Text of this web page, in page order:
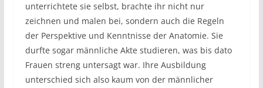
unterrichtete sie selbst, brachte ihr nicht nur
zeichnen und malen bei, sondern auch die Regeln
der Perspektive und Kenntnisse der Anatomie. Sie
durfte sogar männliche Akte studieren, was bis dato
Frauen streng untersagt war. Ihre Ausbildung
unterschied sich also kaum von der männlicher